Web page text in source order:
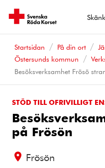
Startsidan På din ort
Östersunds kommun
Besöksverksamhet Frösö
STÖD TILL OFRIVILLIGT
på Frösön
Frösön